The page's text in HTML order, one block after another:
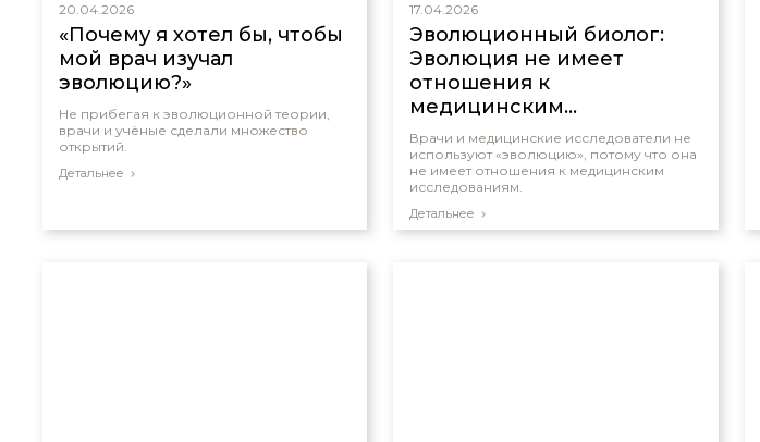
20.04.2026
«Почему я хотел бы, чтобы
мой врач изучал
эволюцию?»
Не прибегая к эволюционной теории,
врачи и учёные сделали множество
открытий.
Детальнее
17.04.2026
Эволюционный биолог:
Эволюция не имеет
отношения к
медицинским
исследованиям
Врачи и медицинские исследователи не
используют «эволюцию», потому что она
не имеет отношения к медицинским
исследованиям.
Детальнее